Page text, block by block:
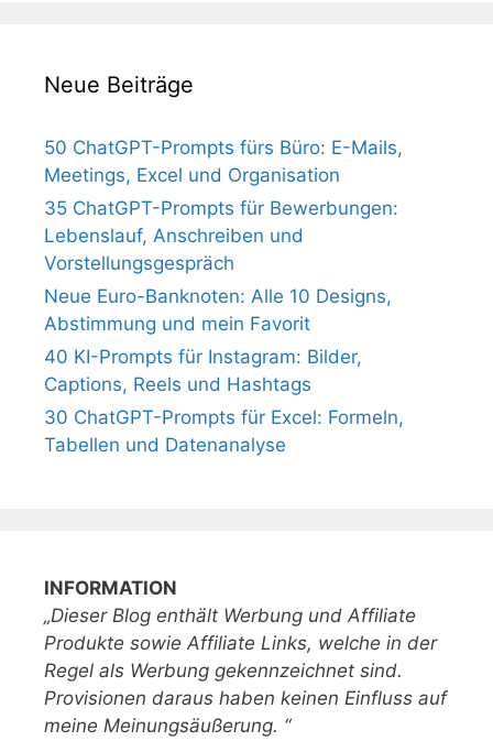
Neue Beiträge
50 ChatGPT-Prompts fürs Büro: E-Mails,
Meetings, Excel und Organisation
35 ChatGPT-Prompts für Bewerbungen:
Lebenslauf, Anschreiben und
Vorstellungsgespräch
Neue Euro-Banknoten: Alle 10 Designs,
Abstimmung und mein Favorit
40 KI-Prompts für Instagram: Bilder,
Captions, Reels und Hashtags
30 ChatGPT-Prompts für Excel: Formeln,
Tabellen und Datenanalyse
INFORMATION
„Dieser Blog enthält Werbung und Affiliate
Produkte sowie Affiliate Links, welche in der
Regel als Werbung gekennzeichnet sind.
Provisionen daraus haben keinen Einfluss auf
meine Meinungsäußerung. “